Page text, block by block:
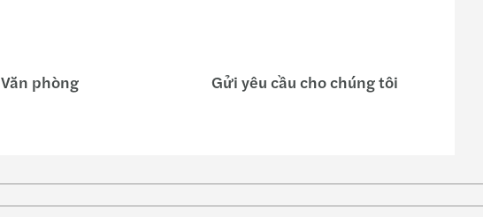
Văn phòng Gửi yêu cầu cho chúng tôi
InstagramFacebook
on